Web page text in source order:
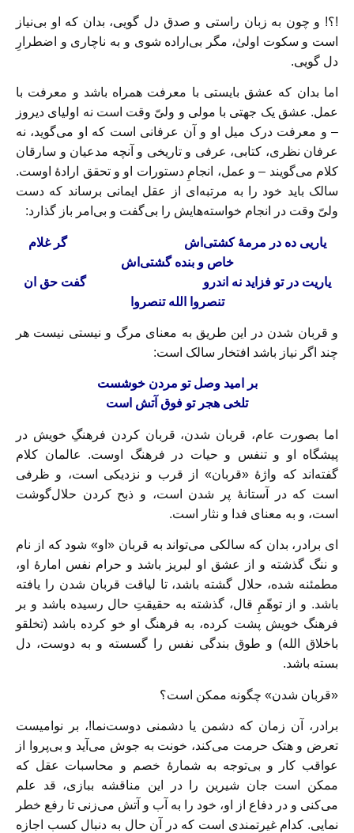
!؟! و چون به زبان راستی و صدق دل گویی، بدان که او بی‌نیاز
است و سکوت اولیٰ، مگر بی‌اراده شوی و به ناچاری و اضطرارِ
دل گویی.
اما بدان که عشق بایستی با معرفت همراه باشد و معرفت با
عمل. عشق یک جهتی با مولی و ولیّ وقت است نه اولیای دیروز
– و معرفت درک میل او و آن عرفانی است که او می‌گوید، نه
عرفان نظری، کتابی، عرفی و تاریخی و آنچه مدعیان و سارقان
کلام می‌گویند – و عمل، انجامِ دستورات او و تحقق ارادهٔ اوست.
سالک باید خود را به مرتبه‌ای از عقل ایمانی برساند که دست
ولیّ وقت در انجام خواسته‌هایش را بی‌گفت و بی‌امر باز گذارد:
یاریی ده در مرمهٔ کشتی‌‌اشگر غلام
خاص و بنده گشتی‌اش
یاریت در تو فزاید نه اندروگفت حق ان
تنصروا الله تنصروا
و قربان شدن در این طریق به معنای مرگ و نیستی نیست هر
چند اگر نیاز باشد افتخار سالک است:
بر امید وصل تو مردن خوشست
تلخی هجر تو فوق آتش است
اما بصورت عام، قربان شدن، قربان کردن فرهنگِ خویش در
پیشگاه او و تنفس و حیات در فرهنگ اوست. عالمان کلام
گفته‌اند که واژهٔ «قربان» از قرب و نزدیکی است، و ظرفی
است که در آستانهٔ پر شدن است، و ذبح کردن حلال‌گوشت
است، و به معنای فدا و نثار است.
ای برادر، بدان که سالکی می‌تواند به قربان «او» شود که از نام
و ننگ گذشته و از عشق او لبریز باشد و حرام نفس امارهٔ او،
مطمئنه شده، حلال گشته باشد، تا لیاقت قربان شدن را یافته
باشد. و از توهّمِ قال، گذشته به حقیقتِ حال رسیده باشد و بر
فرهنگ خویش پشت کرده، به فرهنگ او خو کرده باشد (تخلقو
باخلاق الله) و طوق بندگی نفس را گسسته و به دوست، دل
بسته باشد.
«قربان شدن» چگونه ممکن است؟
برادر، آن زمان که دشمن یا دشمنی دوست‌نما!، بر نوامیست
تعرض و هتک حرمت می‌کند، خونت به جوش می‌آید و بی‌پروا از
عواقب کار و بی‌توجه به شمارهٔ خصم و محاسبات عقل که
ممکن است جان شیرین را در این مناقشه ببازی، قد علم
می‌کنی و در دفاع از او، خود را به آب و آتش می‌زنی تا رفع خطر
نمایی. کدام غیرتمندی است که در آن حال به دنبال کسب اجازه